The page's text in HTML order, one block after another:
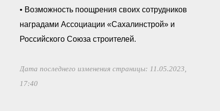
• Возможность поощрения своих сотрудников
наградами Ассоциации «Сахалинстрой» и
Российского Союза строителей.
Дата последнего изменения страницы: 11.05.2023,
17:40